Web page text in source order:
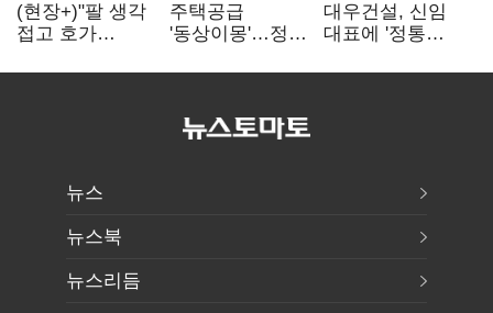
(현장+)"팔 생각
접고 호가
똘똘한 한 채'
주택공급
'동상이몽'…정부
없으면 '공수표'
대우건설, 신임
대표에 '정통
부사장 내정
뉴스
뉴스북
뉴스리듬